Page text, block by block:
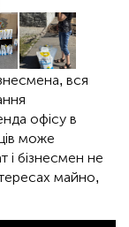
вся
офісу в
може
і бізнесмен не
майно,